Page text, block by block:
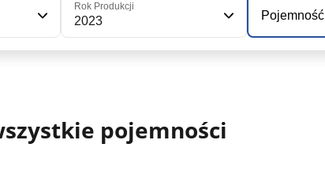
Rok Produkcji
2023 Pojemność
pojemności